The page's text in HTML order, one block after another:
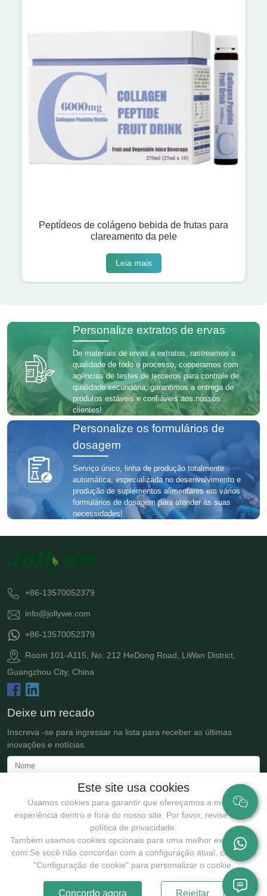
Peptídeos de colágeno bebida de frutas para
clareamento da pele
Leia mais
Personalize extratos de ervas
De materiais de ervas a extratos, rastreamos a
qualidade de todo o processo, cooperamos com
agências de testes de terceiros para controle de
qualidade secundária, garantimos a entrega de
produtos estáveis ​​e confiáveis ​​aos nossos
clientes!
Personalize os formulários de
dosagem
Serviço único, linha de produção totalmente
automática, especializada no desenvolvimento e
produção de suplementos alimentares em vários
formulários de dosagem para atender às suas
necessidades!
Este site usa cookies
Usamos cookies para garantir que ofereçamos a melhor
experiência dentro e fora do nosso site. Por favor, revise nossa
política de privacidade.
Também usamos cookies opcionais para uma melhor experiência
com:Se você não concordar com a configuração atual, clique em
"Configuração de cookie" para personalizar o cookie.
Concordo agora Rejeitar
+86-13570052379
info@jollywe.com
+86-13570052379
Room 101-A115, No. 212 HeDong Road, LiWan District,
Guangzhou City, China
Deixe um recado
Inscreva -se para ingressar na lista para receber as últimas
inovações e notícias.
Enviar